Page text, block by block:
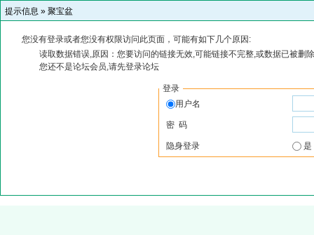
提示信息 » 聚宝盆
您没有登录或者您没有权限访问此页面，可能有如下几个原因:
读取数据错误,原因：您要访问的链接无效,可能链接不完整,或数据已被删
您还不是论坛会员,请先登录论坛
登录
用户名
密 码
隐身登录